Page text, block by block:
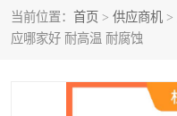
当前位置： 首页 > 供应商机 >
应哪家好 耐高温 耐腐蚀
旋转蒸发器厂家